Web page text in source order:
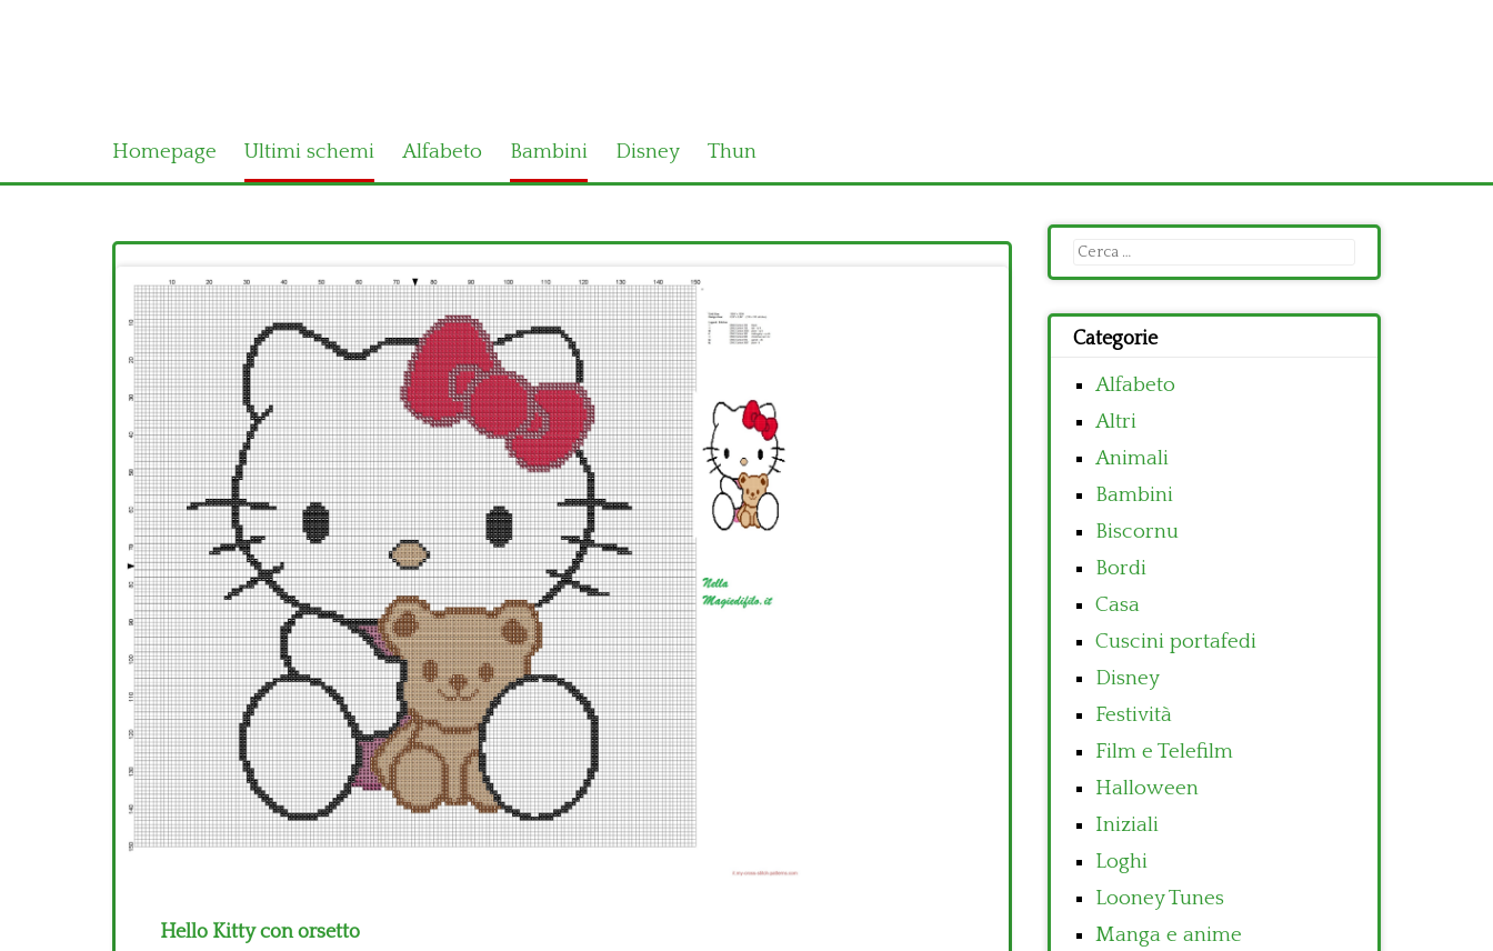
Homepage Ultimi schemi Alfabeto Bambini Disney Thun
Hello Kitty con orsetto
Ricerca
per:
Categorie
Alfabeto
Altri
Animali
Bambini
Biscornu
Bordi
Casa
Cuscini portafedi
Disney
Festività
Film e Telefilm
Halloween
Iniziali
Loghi
Looney Tunes
Manga e anime